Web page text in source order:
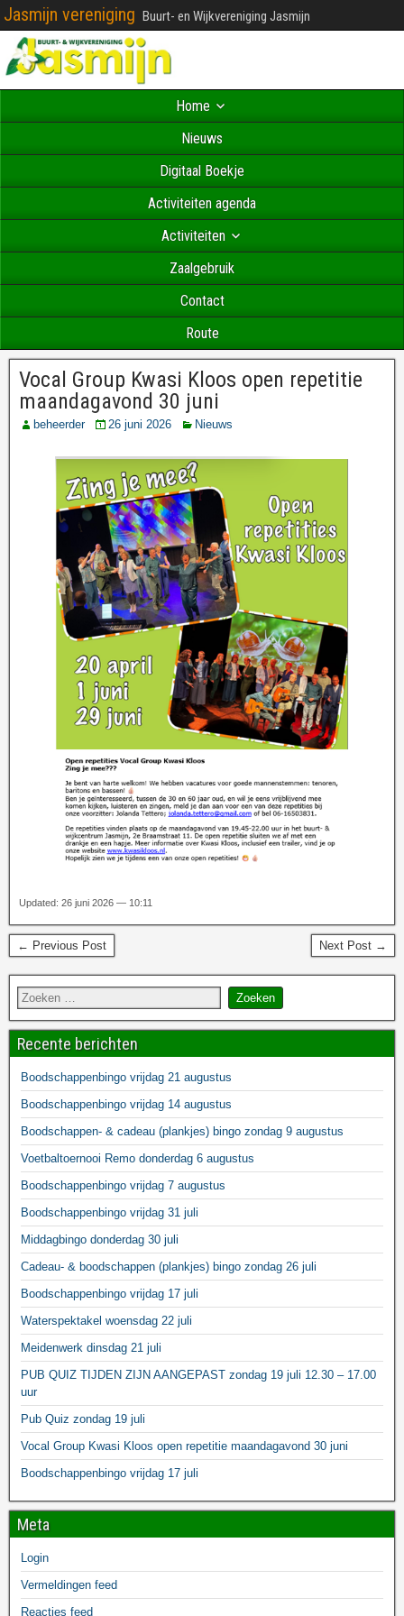
Jasmijn vereniging Buurt- en Wijkvereniging Jasmijn
Home
Nieuws
Digitaal Boekje
Activiteiten agenda
Activiteiten
Zaalgebruik
Contact
Route
Vocal Group Kwasi Kloos open repetitie
maandagavond 30 juni
beheerder 26 juni 2026 Nieuws
Updated: 26 juni 2026 — 10:11
← Previous Post Next Post →
Recente berichten
Boodschappenbingo vrijdag 21 augustus
Boodschappenbingo vrijdag 14 augustus
Boodschappen- & cadeau (plankjes) bingo zondag 9 augustus
Voetbaltoernooi Remo donderdag 6 augustus
Boodschappenbingo vrijdag 7 augustus
Boodschappenbingo vrijdag 31 juli
Middagbingo donderdag 30 juli
Cadeau- & boodschappen (plankjes) bingo zondag 26 juli
Boodschappenbingo vrijdag 17 juli
Waterspektakel woensdag 22 juli
Meidenwerk dinsdag 21 juli
PUB QUIZ TIJDEN ZIJN AANGEPAST zondag 19 juli 12.30 – 17.00
uur
Pub Quiz zondag 19 juli
Vocal Group Kwasi Kloos open repetitie maandagavond 30 juni
Boodschappenbingo vrijdag 17 juli
Meta
Login
Vermeldingen feed
Reacties feed